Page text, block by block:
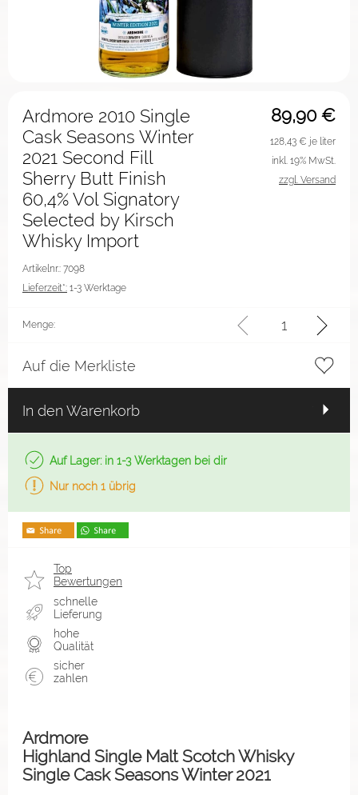
89,90 €
Ardmore 2010 Single
Cask Seasons Winter
2021 Second Fill
Sherry Butt Finish
60,4% Vol Signatory
Selected by Kirsch
Whisky Import
Artikelnr.: 7098
Lieferzeit*: 1-3 Werktage
128,43 € je liter
inkl. 19% MwSt.
zzgl. Versand
Menge:
Auf die Merkliste
In den Warenkorb
Auf Lager: in 1-3 Werktagen bei dir
Nur noch 1 übrig
Top
Bewertungen
schnelle
Lieferung
hohe
Qualität
sicher
zahlen
Ardmore
Highland Single Malt Scotch Whisky
Single Cask Seasons Winter 2021